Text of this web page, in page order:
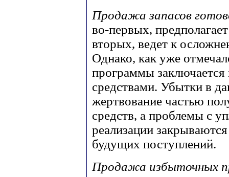
Продажа запасов
во-первых,
вторых, ведет к
Однако, как уже
программы
средствами. Убытки в
жертвование частью
средств, а проблемы с
реализации
будущих поступлений.
Продажа избыточных